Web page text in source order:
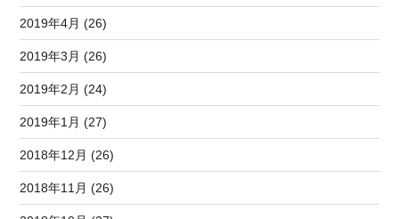
2019年4月 (26)
2019年3月 (26)
2019年2月 (24)
2019年1月 (27)
2018年12月 (26)
2018年11月 (26)